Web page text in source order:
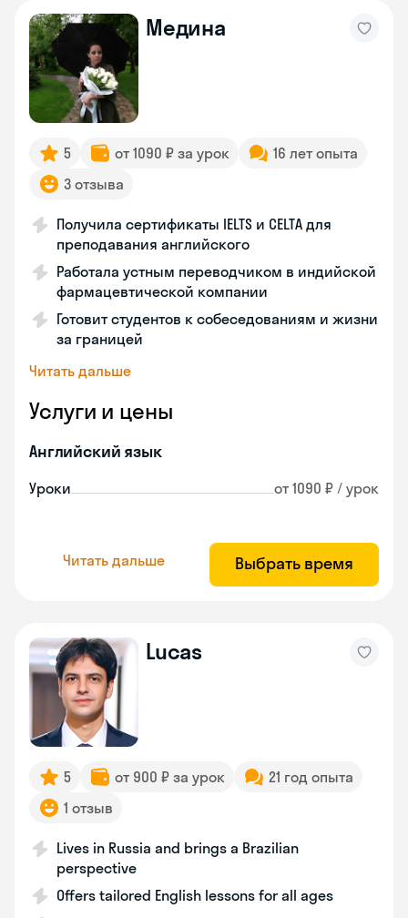
Медина
5 от 1090 ₽ за урок
16 лет опыта
3 отзыва
Получила сертификаты IELTS и CELTA для
преподавания английского
Работала устным переводчиком в индийской
фармацевтической компании
Готовит студентов к собеседованиям и жизни
за границей
Читать дальше
Услуги и цены
Английский язык
Уроки от 1090 ₽ / урок
Читать дальше Выбрать время
Lucas
5 от 900 ₽ за урок
21 год опыта
1 отзыв
Lives in Russia and brings a Brazilian
perspective
Offers tailored English lessons for all ages